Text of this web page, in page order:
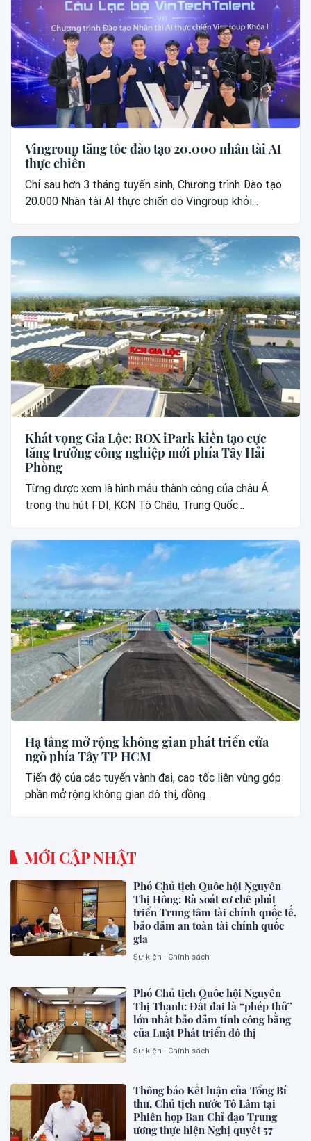
Vingroup tăng tốc đào tạo 20.000 nhân tài AI
thực chiến
Chỉ sau hơn 3 tháng tuyển sinh, Chương trình Đào tạo
20.000 Nhân tài AI thực chiến do Vingroup khởi...
Khát vọng Gia Lộc: ROX iPark kiến tạo cực
tăng trưởng công nghiệp mới phía Tây Hải
Phòng
Từng được xem là hình mẫu thành công của châu Á
trong thu hút FDI, KCN Tô Châu, Trung Quốc...
Hạ tầng mở rộng không gian phát triển cửa
ngõ phía Tây TP HCM
Tiến độ của các tuyến vành đai, cao tốc liên vùng góp
phần mở rộng không gian đô thị, đồng...
MỚI CẬP NHẬT
Phó Chủ tịch Quốc hội Nguyễn
Thị Hồng: Rà soát cơ chế phát
triển Trung tâm tài chính quốc tế,
bảo đảm an toàn tài chính quốc
gia
Sự kiện - Chính sách
Phó Chủ tịch Quốc hội Nguyễn
Thị Thanh: Đất đai là “phép thử”
lớn nhất bảo đảm tính công bằng
của Luật Phát triển đô thị
Sự kiện - Chính sách
Thông báo Kết luận của Tổng Bí
thư, Chủ tịch nước Tô Lâm tại
Phiên họp Ban Chỉ đạo Trung
ương thực hiện Nghị quyết 57